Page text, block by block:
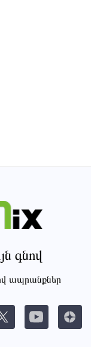
գնով
ապրանքներ